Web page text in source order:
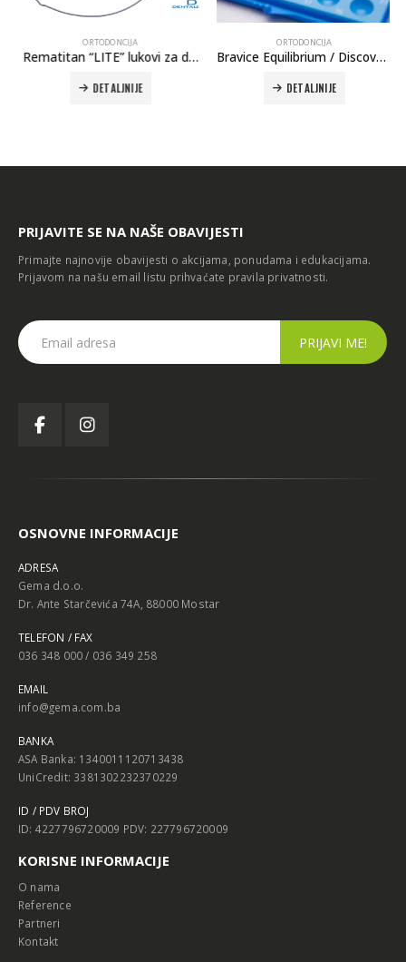
ORTODONCIJA
Rematitan “LITE” lukovi za donju vilicu (NiTi)
DETALJNIJE
ORTODONCIJA
Bravice Equilibrium / Discovery
DETALJNIJE
PRIJAVITE SE NA NAŠE OBAVIJESTI
Primajte najnovije obavijesti o akcijama, ponudama i edukacijama.
Prijavom na našu email listu prihvaćate pravila privatnosti.
OSNOVNE INFORMACIJE
ADRESA
Gema d.o.o.
Dr. Ante Starčevića 74A, 88000 Mostar
TELEFON / FAX
036 348 000 / 036 349 258
EMAIL
info@gema.com.ba
BANKA
ASA Banka: 1340011120713438
UniCredit: 3381302232370229
ID / PDV BROJ
ID: 4227796720009 PDV: 227796720009
KORISNE INFORMACIJE
O nama
Reference
Partneri
Kontakt